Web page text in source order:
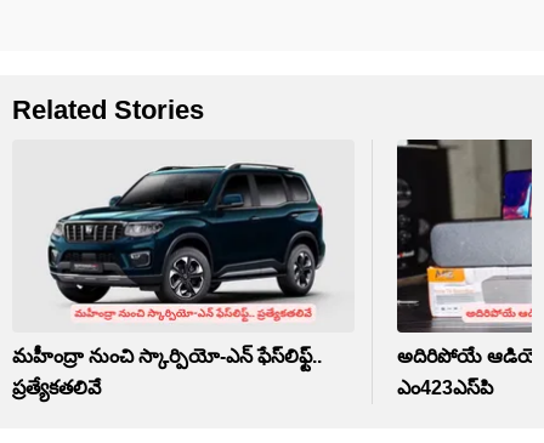
Related Stories
మహీంద్రా నుంచి స్కార్పియో-ఎన్ ఫేస్‌లిఫ్ట్..
ప్రత్యేకతలివే
అదిరిపోయే ఆడియో
ఎం423ఎస్‌పి